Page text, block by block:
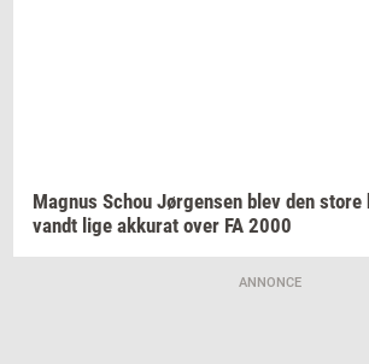
Magnus Schou Jør­gen­sen blev den
vandt lige ak­ku­rat over FA 2000
ANNONCE